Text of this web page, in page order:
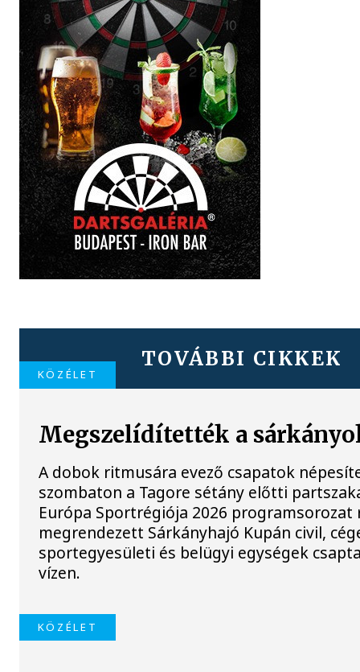
TOVÁBBI CIKKEK
KÖZÉLET
Megszelídítették a
A dobok ritmusára evező csapatok
szombaton a Tagore sétány előtti
Európa Sportrégiója 2026 programsorozat
megrendezett Sárkányhajó Kupán civil,
sportegyesületi és belügyi egységek
vízen.
KÖZÉLET